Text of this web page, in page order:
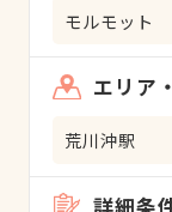
モルモット
エリア
荒川沖駅
詳細条